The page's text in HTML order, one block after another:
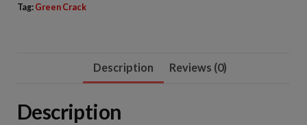
Tag: Green Crack
Description Reviews (0)
Description